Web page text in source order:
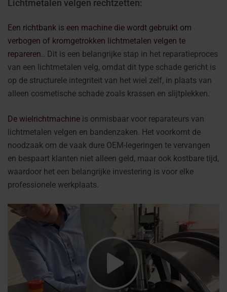
Lichtmetalen velgen rechtzetten:
Een richtbank is een machine die wordt gebruikt om
verbogen of kromgetrokken lichtmetalen velgen te
repareren.. Dit is een belangrijke stap in het reparatieproces
van een lichtmetalen velg, omdat dit type schade gericht is
op de structurele integriteit van het wiel zelf, in plaats van
alleen cosmetische schade zoals krassen en slijtplekken.
De wielrichtmachine is onmisbaar voor reparateurs van
lichtmetalen velgen en bandenzaken. Het voorkomt de
noodzaak om de vaak dure OEM-legeringen te vervangen
en bespaart klanten niet alleen geld, maar ook kostbare tijd,
waardoor het een belangrijke investering is voor elke
professionele werkplaats.